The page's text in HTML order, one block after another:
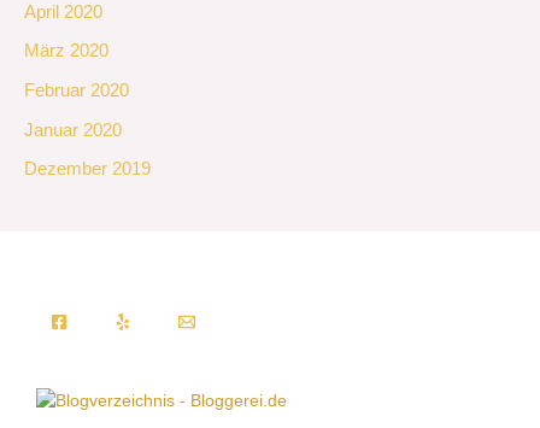
April 2020
März 2020
Februar 2020
Januar 2020
Dezember 2019